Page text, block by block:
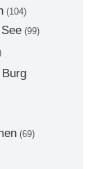
(104)
(99)
(69)